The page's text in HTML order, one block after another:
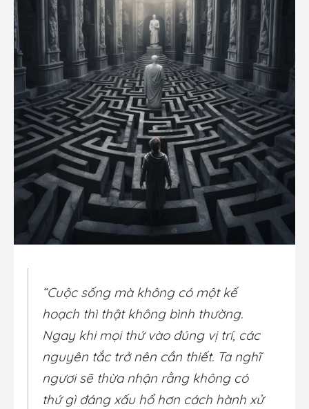
“Cuộc sống mà không có một kế
hoạch thì thật không bình thường.
Ngay khi mọi thứ vào đúng vị trí, các
nguyên tắc trở nên cần thiết. Ta nghĩ
ngươi sẽ thừa nhận rằng không có
thứ gì đáng xấu hổ hơn cách hành xử